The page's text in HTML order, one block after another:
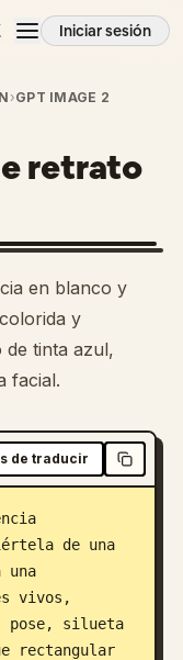
Iniciar sesión
›GPT IMAGE 2
retrato
en blanco y
y
tinta azul,
facial.
de traducir
de una
una
vivos,
pose, silueta
rectangular